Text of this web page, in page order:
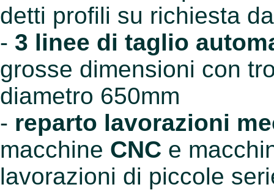
detti profili su richiesta
- 3 linee di taglio
grosse dimensioni con
diametro 650mm
- reparto lavorazioni
macchine CNC e
lavorazioni di piccole